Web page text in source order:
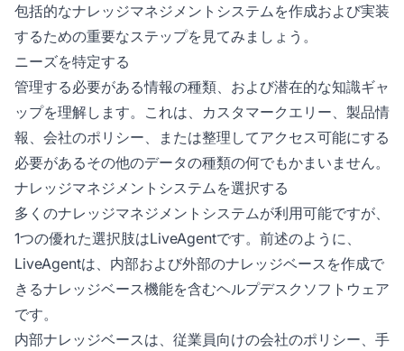
包括的なナレッジマネジメントシステムを作成および実装
するための重要なステップを見てみましょう。
ニーズを特定する
管理する必要がある情報の種類、および潜在的な知識ギャ
ップを理解します。これは、カスタマークエリー、製品情
報、会社のポリシー、または整理してアクセス可能にする
必要があるその他のデータの種類の何でもかまいません。
ナレッジマネジメントシステムを選択する
多くのナレッジマネジメントシステムが利用可能ですが、
1つの優れた選択肢はLiveAgentです。前述のように、
LiveAgentは、内部および外部のナレッジベースを作成で
きるナレッジベース機能を含むヘルプデスクソフトウェア
です。
内部ナレッジベースは、従業員向けの会社のポリシー、手